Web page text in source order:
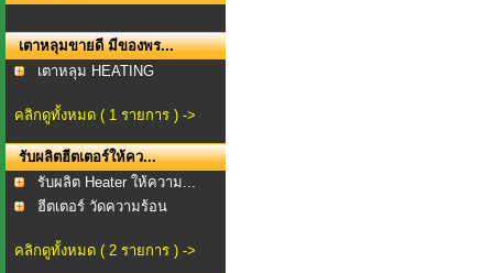
เตาหลุมขายดี มีของพร...
เตาหลุม HEATING
คลิกดูทั้งหมด ( 1 รายการ ) ->
รับผลิตฮีตเตอร์ให้คว...
รับผลิต Heater ให้ความ...
ฮีตเตอร์ วัดความร้อน
คลิกดูทั้งหมด ( 2 รายการ ) ->